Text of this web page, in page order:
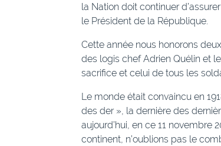
la Nation doit continuer
le Président de la République.
Cette année nous honorons
des logis chef Adrien Quélin et
sacrifice et celui de tous les
Le monde était convaincu en
des der », la dernière des
aujourd’hui, en ce 11 novembre
continent, n’oublions pas le